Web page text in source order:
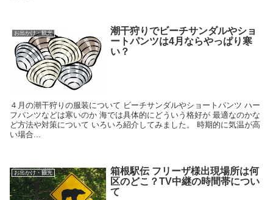
お出かけ・観光
潮干狩りでビーチサンダルやショ
ートパンツは4月ならやっぱり寒
い？
４月の潮干狩りの服装について ビーチサンダルやショートパンツ ハー
フパンツなどは寒いのか 海では具体的にどういう格好が 最適なのかな
ど方法や対策について いろいろ紹介してみました。 時期的に気温が高
い場合...
お出かけ・観光
箱根駅伝 フリーザ様出現場所は何
区のどこ？TV中継の時間帯につい
て